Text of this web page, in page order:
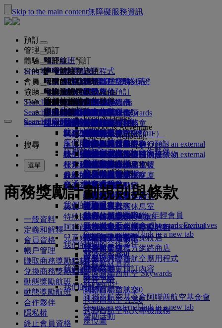
Skip to the main content無障礙服務資訊
預訂
預訂
預訂航班
搜尋航班
阿聯酋航空時刻表
精選票價
特別優惠
行程規劃
預訂旅館
行程及活動
旅遊服務
迎賓服務迎賓服務 Opens an external
link in a new tab
杜拜轉機服務
交通方式
機場接送
預約租車
航空公司合作夥伴
關於線上預訂
阿聯酋航空應用程式
阿聯酋航空最佳價格保證
選取座位
保留我的票價
阿聯酋航空應用程式
Search flight
管理
管理
管理預訂
檢索您的預訂
取消您的預訂
變更預訂
選擇您的座位
升等航班
管理專車接送
預訂便利旅行
線上報到
報到選項
航班狀態
出發前注意事項
出發前注意事項
旅遊資訊
危險物品指南
規範及注意事項
健康
適航證明書（MEDIF）
飲食資訊
阿拉伯聯合大公國內違禁物
杜拜國際機場
阿聯酋航空第三航廈
在航廈間移動
往返機場
接駁服務
行李
行李資訊
行李資訊
託運行李
隨身行李
購買更多行李限額
額外托運行李限額
杜拜行李服務
行李延誤或受損
簽證及護照
瞭解簽證規定
簽證和護照資訊
美國旅遊授權
阿拉伯聯合大公國簽證
Search flight
體驗
機上體驗
您乘坐的航班有哪些服務
機艙特色
頭等艙
商務艙
豪華經濟艙
經濟艙
在機上放鬆身心
機上娛樂
ice 提供內容
ice 直播電視系統
機上 Wi-Fi
兒童娛樂
美食
頭等艙美饌
商務艙美饌
豪華經濟艙美饌
經濟艙美饌
飲品
我們的機隊
波音 777
阿聯酋航空 A380
阿聯酋航空 A350
阿聯酋航空私人專機服務
座位圖
阿聯酋航空體驗
你的旅行在此啟程
阿聯酋航空體驗
專車接送服務
阿聯酋航空服務
季節性場合
無接觸式旅程
我們的貴賓休息室
頭等艙貴賓休息室
商務艙貴賓休息室
全球貴賓休息室
合作夥伴貴賓休息室
付費進入貴賓休息室
marhaba 貴賓休息室
阿聯酋航空購物
阿聯酋航空高空免稅店
阿聯酋航空官方網路商店
家族旅行
全家一起出遊
規劃家族旅遊
無成人陪同之孩童
懷孕
行李限額
兒童與嬰兒票價規則
汽車安全座椅和搖籃
在機場
機上
攜帶兒童搭機
與嬰兒同行
嬰兒行李限額
兒童與嬰兒餐點
兒童娛樂
兒童娛樂服務
兒童玩具
兒童活動
飛悅卓越
飛悅卓越
飛悅卓越的更多理由
關於我們
關於我們
我們的歷史
媒體中心媒體中心 Opens an external
link in a new tab
集團公司
安全
財務透明度
負責任的商業行為
我們的員工
我們的領導團隊
工作機會工作機會 Opens an external
link in a new tab
我們的地球
營運的永續性
環境政策
環境報告
我們的社群
阿聯酋航空基金會阿聯酋航空基金會
Opens an external link in a new tab
贊助活動
Search flight
目的地
我們的航點
目的地
我們的航點
亞太地區
美洲
非洲
歐洲
中東地區
探索杜拜
最新的航點
赫爾辛基
杭州
峴港市
深圳
暹粒
Explore Dubai
Explore Dubai
Explore
Food & Drinks
Outdoor & Adventure
Fitness & Wellbeing
Culture & Heritage
Beach & Marine
Family entertainment
Outdoor Dining
我們的旅遊合作夥伴
空中和地面的合作夥伴
我們的旅遊合作夥伴
澳洲航空
flydubai
阿聯酋航空 Skywards 合作夥伴
探索
探索阿聯酋航空航點
航線地圖
度假靈感
海灘目的地
野生動物假期
歷史與文化假期
城市小憩
美食家的度假首選
Search flight
會員
阿聯酋航空 Skywards
加入阿聯酋航空 Skywards
有關阿聯酋航空 Skywards
會員等級
flydubai
現金 + 哩程數
數位會員卡
我的家庭
使用哩程數
申領哩程數
購買哩程數
賺取哩程數
Skywards Skysurfers 年輕會員
Skywards ExclusivesSkywards Exclusives
Opens an external link in a new tab
我們的合作夥伴
Skywards Rail
哩程數計算器
登入阿聯酋航空 Skywards
Skywards+
商務獎勵計劃
註冊你的公司
商務獎勵計劃
註冊你的公司
登入商務獎勵計劃
權益
計劃運作方式
常見問題
Search flight
協助
協助與聯絡
協助與聯絡
協助與聯絡
變更或取消
簽證和護照支援
意見回饋與投訴
行李延遲或損壞支援
杜拜轉機服務
我們營運的變更
最新旅遊資訊更新
查看航班狀態
特殊協助
阿聯酋航空的無障礙旅行
特殊協助和要求
提出問題
常見問題集
常見問題
透過阿聯酋航空進行預訂
我們的網絡及聯營航班
我們的其他產品
特殊協助和要求
行李與遺失財物
出發前準備
在機場
阿聯酋航空 Skywards
阿聯酋航空商務獎勵計劃
您的機上體驗
工具與資源
手機與阿聯酋航空應用程式
取消或變更預訂內容
行程中斷
關於阿聯酋航空
Search flight
TW
搜尋
選單
商務獎勵計劃規則與條款
一般資料
定義和解釋
會員資格
帳戶管理
賺取商務獎勵點數
兌換商務獎勵點數
動態獎勵航班
動態獎勵航班
合作夥伴
隱私權
終止會員資格